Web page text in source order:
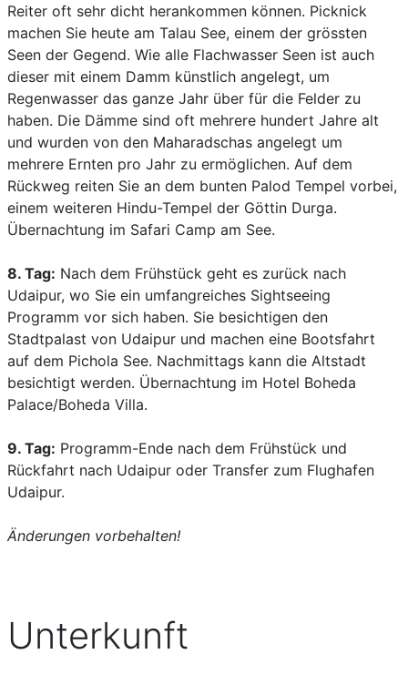
Reiter oft sehr dicht herankommen können. Picknick
machen Sie heute am Talau See, einem der grössten
Seen der Gegend. Wie alle Flachwasser Seen ist auch
dieser mit einem Damm künstlich angelegt, um
Regenwasser das ganze Jahr über für die Felder zu
haben. Die Dämme sind oft mehrere hundert Jahre alt
und wurden von den Maharadschas angelegt um
mehrere Ernten pro Jahr zu ermöglichen. Auf dem
Rückweg reiten Sie an dem bunten Palod Tempel vorbei,
einem weiteren Hindu-Tempel der Göttin Durga.
Übernachtung im Safari Camp am See.
8. Tag: Nach dem Frühstück geht es zurück nach
Udaipur, wo Sie ein umfangreiches Sightseeing
Programm vor sich haben. Sie besichtigen den
Stadtpalast von Udaipur und machen eine Bootsfahrt
auf dem Pichola See. Nachmittags kann die Altstadt
besichtigt werden. Übernachtung im Hotel Boheda
Palace/Boheda Villa.
9. Tag: Programm-Ende nach dem Frühstück und
Rückfahrt nach Udaipur oder Transfer zum Flughafen
Udaipur.
Änderungen vorbehalten!
Unterkunft